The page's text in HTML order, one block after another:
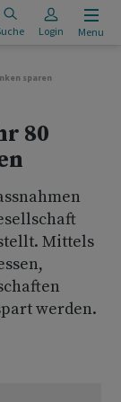
Login Menu
sparen
80
Mittels
werden.